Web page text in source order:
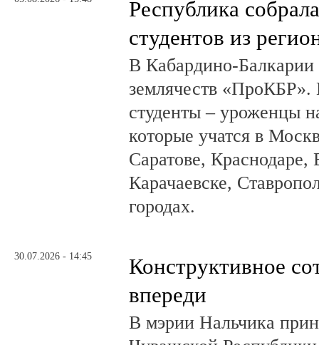
Республика
студентов из
В Кабардино-
землячеств «ПроКБР».
студенты – уроженцы
которые учатся в
Саратове, Краснодаре,
Карачаевске,
городах.
30.07.2026 - 14:45
Конструктивное
впереди
В мэрии Нальчика